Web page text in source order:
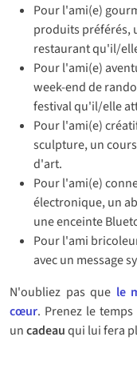
Pour l'ami(e)
produits préférés,
restaurant qu'il/
Pour l'ami(e)
week-end de
festival qu'il/elle
Pour l'ami(e)
sculpture, un
d'art.
Pour l'ami(e)
électronique, un
une enceinte
Pour l'ami
avec un message
N'oubliez pas que le
cœur. Prenez le
uncadeauqui lui fera